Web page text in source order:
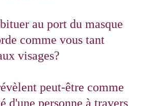
au port du masque
comme vous tant
visages?
peut-être comme
d'une personne à travers